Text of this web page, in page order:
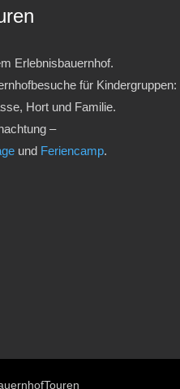
Erlebnisbauernhof.
für Kindergruppen:
Hort und Familie.
–
und Feriencamp.